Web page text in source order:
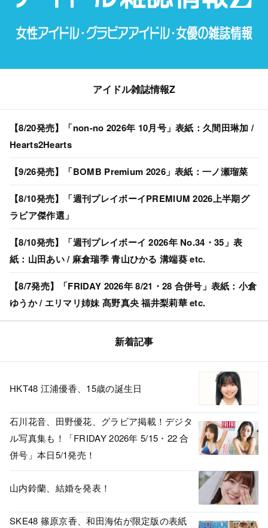
アイドル雑誌情報Z
【8/20発売】「non-no 2026年 10月号」表紙：久間田琳加 /
Hearts2Hearts
【9/26発売】「BOMB Premium 2026」表紙：一ノ瀬瑠菜
【8/10発売】「週刊プレイボーイPREMIUM 2026上半期グ
ラビア傑作選」
【8/10発売】「週刊プレイボーイ 2026年 No.34・35」表
紙：山田あい / 麻倉瑞季 青山ひかる 溝端葵 etc.
【8/7発売】「FRIDAY 2026年 8/21・28 合併号」表紙：小倉
ゆうか / エリマリ姉妹 髙野真央 福井梨莉華 etc.
新着記事
HKT48 江浦優香、15歳の誕生日
石川花音、田野優花、グラビア掲載！デジタ
ル写真集も！「FRIDAY 2026年 5/15・22 合
併号」本日5/1発売！
山内鈴蘭、結婚を発表！
SKE48 篠原京香、和田海佑が限定版の表紙